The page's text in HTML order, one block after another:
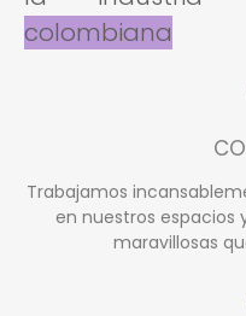
colombiana
Trabajamos
en nuestros espacios
maravillosas